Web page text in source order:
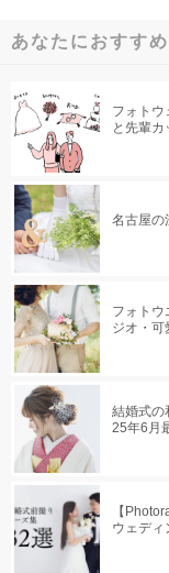
あなたにおすす
フォトウ
と先輩
名古屋
フォトウ
ジオ・可
結婚式
25年6月
【
ウェディ